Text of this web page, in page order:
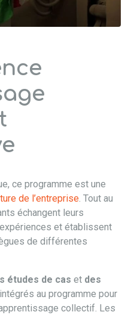
ce programme est une
de l’entreprise. Tout au
échangent leurs
et établissent
de différentes
études de cas et des
au programme pour
collectif. Les